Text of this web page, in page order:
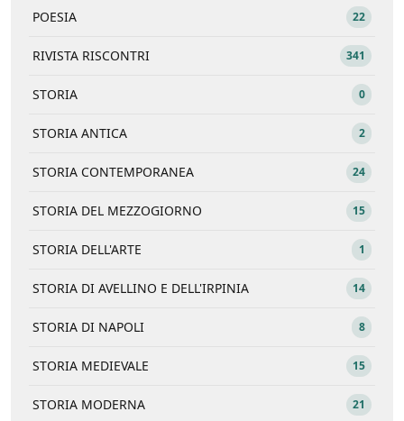
POESIA 22
RIVISTA RISCONTRI 341
STORIA 0
STORIA ANTICA 2
STORIA CONTEMPORANEA 24
STORIA DEL MEZZOGIORNO 15
STORIA DELL'ARTE 1
STORIA DI AVELLINO E DELL'IRPINIA 14
STORIA DI NAPOLI 8
STORIA MEDIEVALE 15
STORIA MODERNA 21